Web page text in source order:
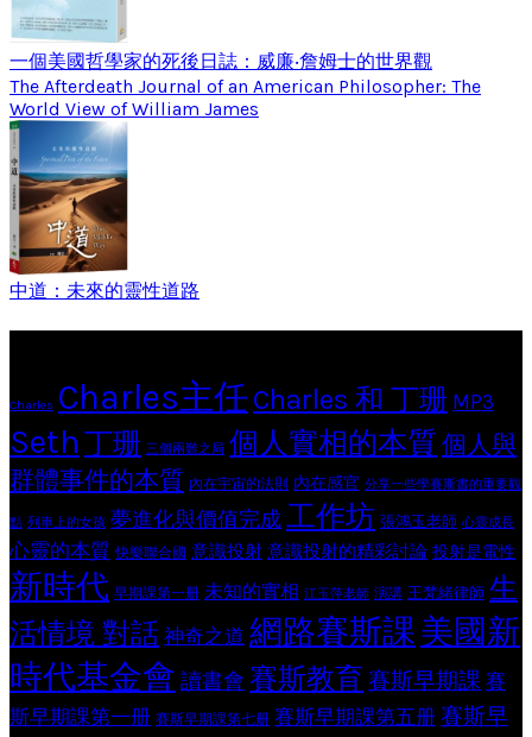
一個美國哲學家的死後日誌：威廉‧詹姆士的世界觀
The Afterdeath Journal of an American Philosopher: The
World View of William James
中道：未來的靈性道路
Charles Charles主任 Charles 和 丁珊 MP3
Seth 丁珊 三個兩難之局 個人實相的本質 個人與
群體事件的本質 內在宇宙的法則 內在感官 分享一些學賽斯書的重要觀
點 列車上的女孩 夢進化與價值完成工作坊 張鴻玉老師 心靈成長
心靈的本質 快樂聯合國 意識投射 意識投射的精彩討論 投射是電性
新時代 早期課第一册 未知的實相 江玉萍老師 演講 王梵緒律師 生
活情境 對話 神奇之道 網路賽斯課美國新
時代基金會 讀書會 賽斯教育 賽斯早期課 賽
斯早期課第一册 賽斯早期課第七册 賽斯早期課第五册 賽斯早